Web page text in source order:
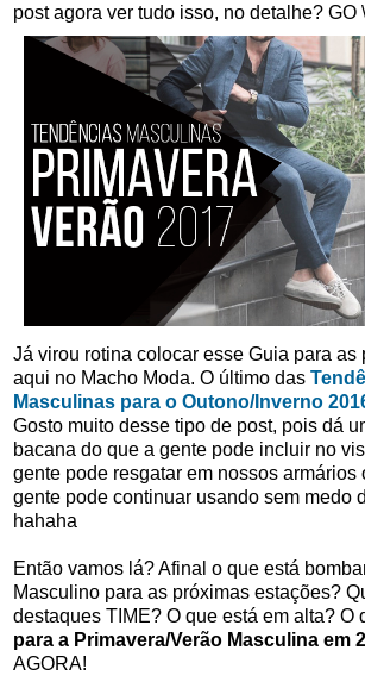
post agora ver tudo isso, no detalhe? GO
Já virou rotina colocar esse Guia para as
aqui no Macho Moda. O último das
Masculinas para o Outono/Inverno
Gosto muito desse tipo de post, pois dá
bacana do que a gente pode incluir no
gente pode resgatar em nossos armários
gente pode continuar usando sem medo
hahaha
Então vamos lá? Afinal o que está
Masculino para as próximas estações?
destaques TIME? O que está em alta? O
para a Primavera/Verão Masculina em
AGORA!